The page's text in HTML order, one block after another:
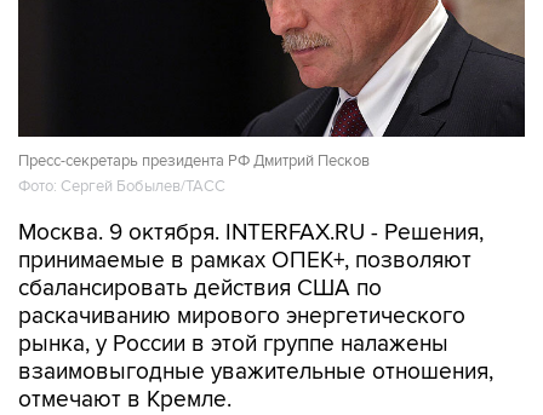
Пресс-секретарь президента РФ Дмитрий Песков
Фото: Сергей Бобылев/ТАСС
Москва. 9 октября. INTERFAX.RU - Решения,
принимаемые в рамках ОПЕК+, позволяют
сбалансировать действия США по
раскачиванию мирового энергетического
рынка, у России в этой группе налажены
взаимовыгодные уважительные отношения,
отмечают в Кремле.